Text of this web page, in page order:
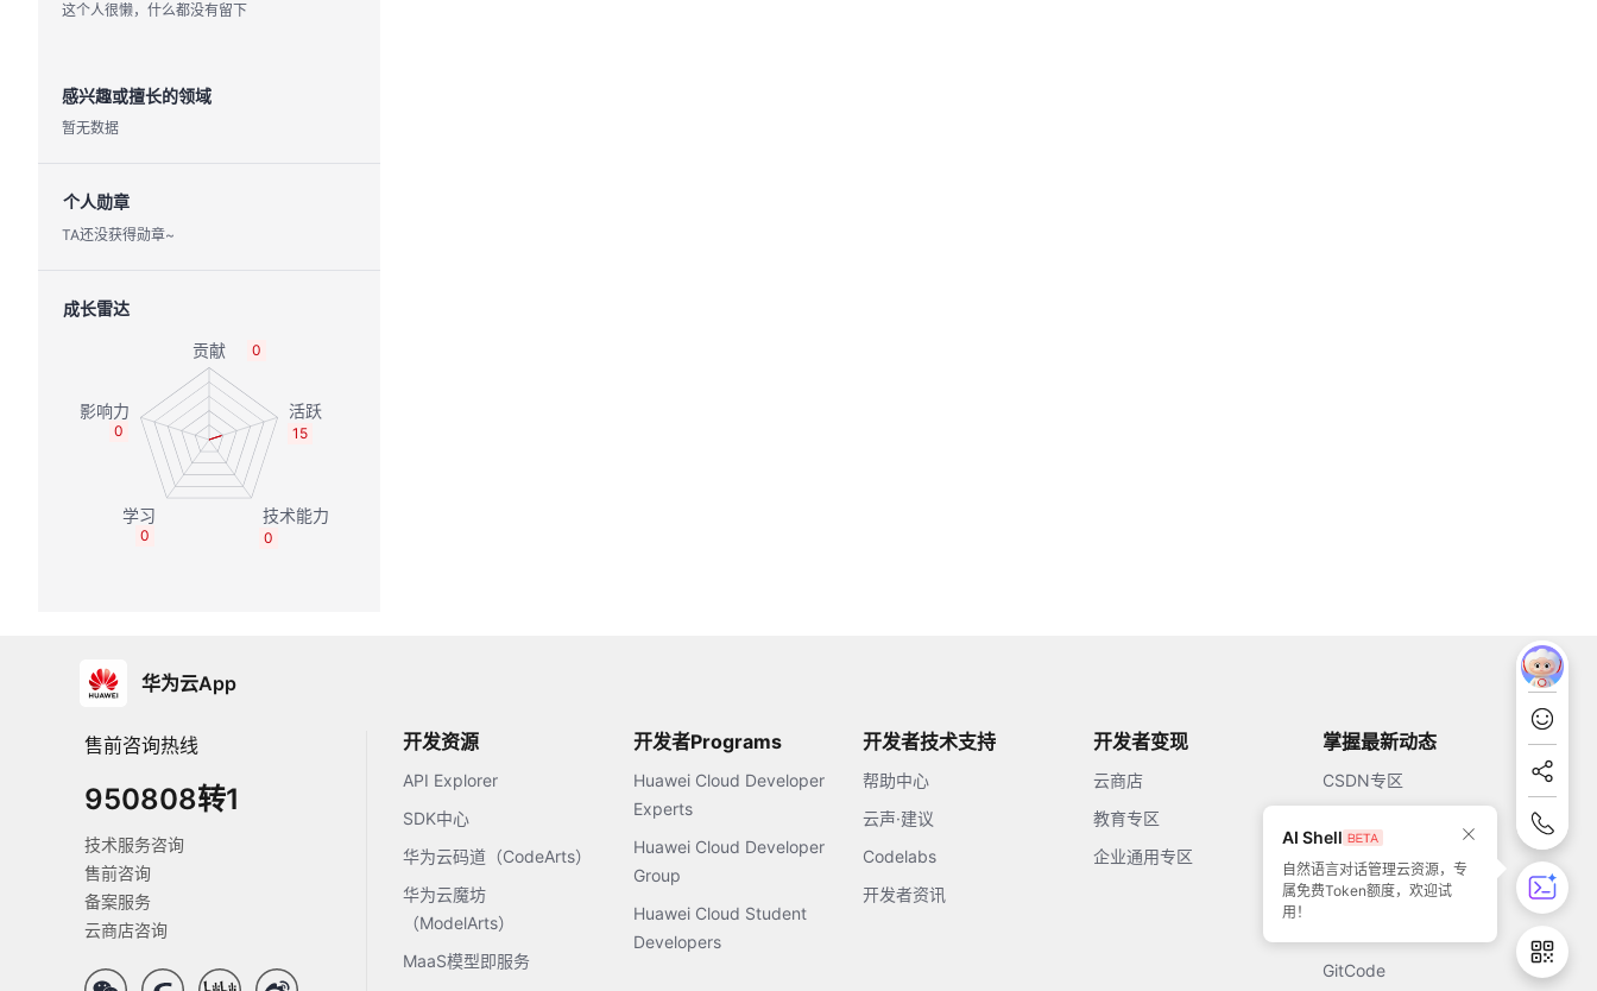
这个人很懒，什么都没有留下
感兴趣或擅长的领域
暂无数据
个人勋章
TA还没获得勋章~
成长雷达
0
15
0
0
0
华为云App
售前咨询热线
950808转1
技术服务咨询
售前咨询
备案服务
云商店咨询
开发资源
API Explorer
SDK中心
华为云码道（CodeArts）
华为云魔坊
（ModelArts）
MaaS模型即服务
开发者Programs
Huawei Cloud Developer
Experts
Huawei Cloud Developer
Group
Huawei Cloud Student
Developers
开发者技术支持
帮助中心
云声·建议
Codelabs
开发者资讯
开发者变现
云商店
教育专区
企业通用专区
掌握最新动态
CSDN专区
51CTO
GitCode
AI Shell
自然语言对话管理云资源，专
属免费Token额度，欢迎试
用！